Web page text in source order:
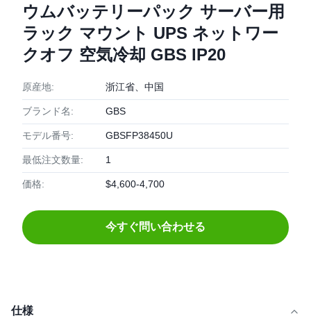
ウムバッテリーパック サーバー用
ラック マウント UPS ネットワー
クオフ 空気冷却 GBS IP20
原産地: 浙江省、中国
ブランド名: GBS
モデル番号: GBSFP38450U
最低注文数量: 1
価格: $4,600-4,700
今すぐ問い合わせる
仕様